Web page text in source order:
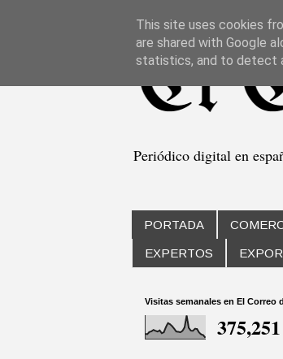
Periódico digital en
PORTADA
EXPERTOS
Visitas semanales en El Correo
375,251
This site uses cookies
are shared with Google
statistics, and to detect